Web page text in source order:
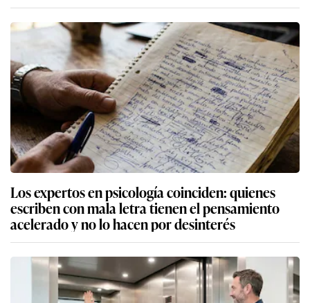
Los expertos en psicología coinciden: quienes
escriben con mala letra tienen el pensamiento
acelerado y no lo hacen por desinterés